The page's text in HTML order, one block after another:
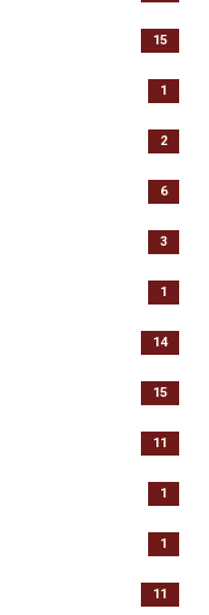
15
1
2
6
3
1
14
15
11
1
1
11